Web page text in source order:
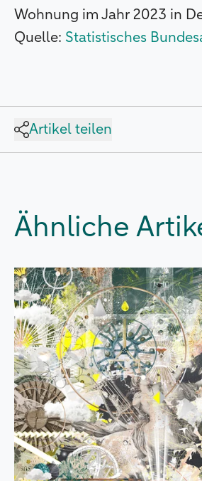
Wohnung im Jahr 2023 in
Quelle: Statistisches
Artikel teilen
Ähnliche